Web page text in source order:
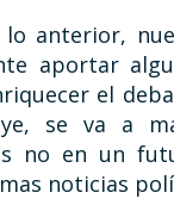
anterior,
aportar
el
se va a
no en un
noticias